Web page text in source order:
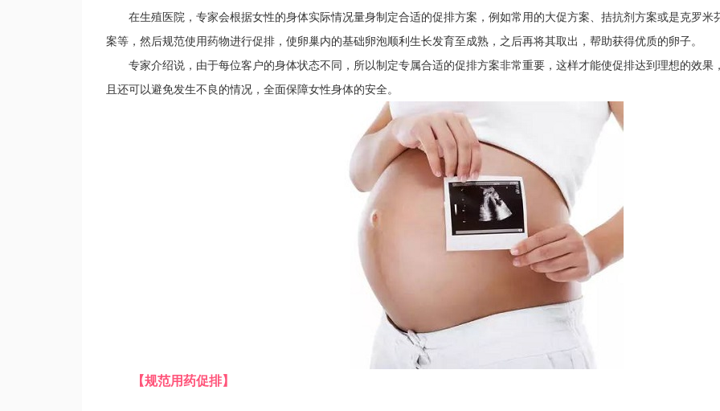
在生殖医院，专家会根据女性的身体实际情况量身制定合适的促排方案，例如常用的大促方案、拮抗剂方案或是克罗米
案等，然后规范使用药物进行促排，使卵巢内的基础卵泡顺利生长发育至成熟，之后再将其取出，帮助获得优质的卵子。
专家介绍说，由于每位客户的身体状态不同，所以制定专属合适的促排方案非常重要，这样才能使促排达到理想的效果
且还可以避免发生不良的情况，全面保障女性身体的安全。
【规范用药促排】